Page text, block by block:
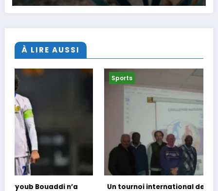
À LIRE AUSSI
Un tournoi international de foot en marchant dans